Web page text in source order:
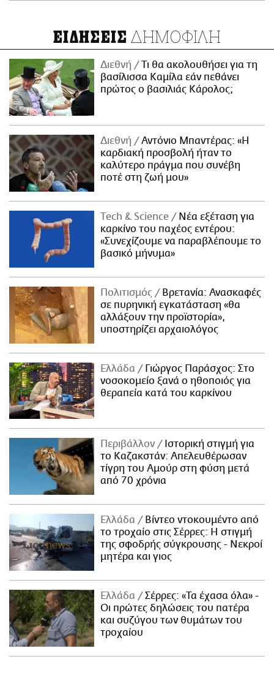
ΕΙΔΗΣΕΙΣ ΔΗΜΟΦΙΛΗ
Διεθνή
Τι θα ακολουθήσει για τη
βασίλισσα Καμίλα εάν πεθάνει
πρώτος ο βασιλιάς Κάρολος;
Διεθνή
Αντόνιο Μπαντέρας: «Η
καρδιακή προσβολή ήταν το
καλύτερο πράγμα που συνέβη
ποτέ στη ζωή μου»
Τech & Science
Νέα εξέταση για
καρκίνο του παχέος εντέρου:
«Συνεχίζουμε να παραβλέπουμε το
βασικό μήνυμα»
Πολιτισμός
Βρετανία: Ανασκαφές
σε πυρηνική εγκατάσταση «θα
αλλάξουν την προϊστορία»,
υποστηρίζει αρχαιολόγος
Ελλάδα
Γιώργος Παράσχος: Στο
νοσοκομείο ξανά ο ηθοποιός για
θεραπεία κατά του καρκίνου
Περιβάλλον
Ιστορική στιγμή για
το Καζακστάν: Απελευθέρωσαν
τίγρη του Αμούρ στη φύση μετά
από 70 χρόνια
Ελλάδα
Βίντεο ντοκουμέντο από
το τροχαίο στις Σέρρες: Η στιγμή
της σφοδρής σύγκρουσης - Νεκροί
μητέρα και γιος
Ελλάδα
Σέρρες: «Τα έχασα όλα» -
Οι πρώτες δηλώσεις του πατέρα
και συζύγου των θυμάτων του
τροχαίου